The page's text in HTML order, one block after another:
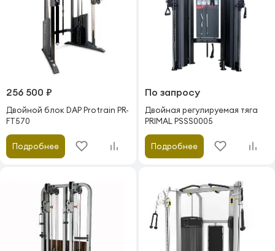
256 500 ₽
Двойной блок DAP Protrain PR-
FT570
Подробнее
По запросу
Двойная регулируемая тяга
PRIMAL PSSS0005
Подробнее